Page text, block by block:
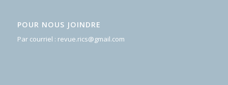
POUR NOUS JOINDRE
Par courriel : revue.rics@gmail.com